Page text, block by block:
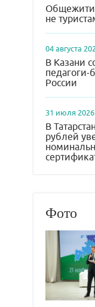
не
04 августа
В Казани
педагоги-
России
31 июля 2026
В
рублей
Фото